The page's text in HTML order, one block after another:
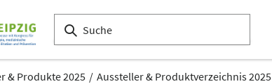
& Produkte 2025 Aussteller & Produktverzeichnis 2025